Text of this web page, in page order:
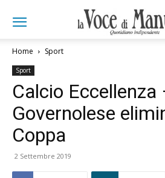
Home Sport
Sport
Calcio Eccellenza
Governolese
Coppa
2 Settembre 2019